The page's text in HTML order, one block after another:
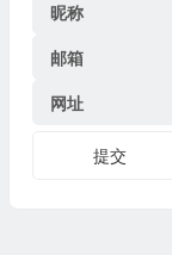
昵称
邮箱
网址
提交